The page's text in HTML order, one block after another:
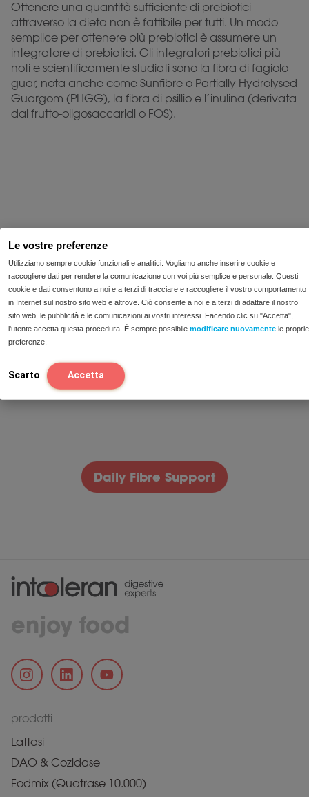
Le vostre preferenze
Utilizziamo sempre cookie funzionali e analitici. Vogliamo anche inserire cookie e
raccogliere dati per rendere la comunicazione con voi più semplice e personale. Questi
cookie e dati consentono a noi e a terzi di tracciare e raccogliere il vostro comportamento
in Internet sul nostro sito web e altrove. Ciò consente a noi e a terzi di adattare il nostro
sito web, le pubblicità e le comunicazioni ai vostri interessi. Facendo clic su "Accetta",
l'utente accetta questa procedura. È sempre possibile modificare nuovamente le proprie
preferenze.
Scarto Accetta
Ottenere una quantità sufficiente di prebiotici
attraverso la dieta non è fattibile per tutti. Un modo
semplice per ottenere più prebiotici è assumere un
integratore di prebiotici. Gli integratori prebiotici più
noti e scientificamente studiati sono la fibra di fagiolo
guar, nota anche come Sunfibre o Partially Hydrolysed
Guargom (PHGG), la fibra di psillio e l’inulina (derivata
dai frutto-oligosaccaridi o FOS).
movimenti intestinali1*
Contribuisce all’apporto giornaliero di
fibre
Fibra prebiotica di fagiolo guar con
estratto di zenzero
Completamente solubile in alimenti e
€27,95
Aggiungi
Daily Fibre Support
enjoy food
prodotti
Lattasi
DAO & Cozidase
Fodmix (Quatrase 10.000)